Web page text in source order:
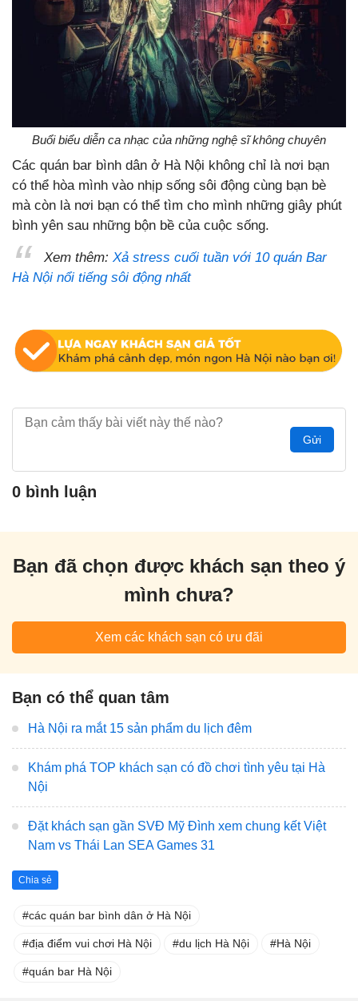
Buổi biểu diễn ca nhạc của những nghệ sĩ không chuyên
Các quán bar bình dân ở Hà Nội không chỉ là nơi bạn
có thể hòa mình vào nhịp sống sôi động cùng bạn bè
mà còn là nơi bạn có thể tìm cho mình những giây phút
bình yên sau những bộn bề của cuộc sống.
Xem thêm: Xả stress cuối tuần với 10 quán Bar
Hà Nội nổi tiếng sôi động nhất
Gửi
0 bình luận
Bạn đã chọn được khách sạn theo ý
mình chưa?
Xem các khách sạn có ưu đãi
Bạn có thể quan tâm
Hà Nội ra mắt 15 sản phẩm du lịch đêm
Khám phá TOP khách sạn có đồ chơi tình yêu tại Hà
Nội
Đặt khách sạn gần SVĐ Mỹ Đình xem chung kết Việt
Nam vs Thái Lan SEA Games 31
Chia sẻ
các quán bar bình dân ở Hà Nội
địa điểm vui chơi Hà Nội du lịch Hà Nội Hà Nội
quán bar Hà Nội